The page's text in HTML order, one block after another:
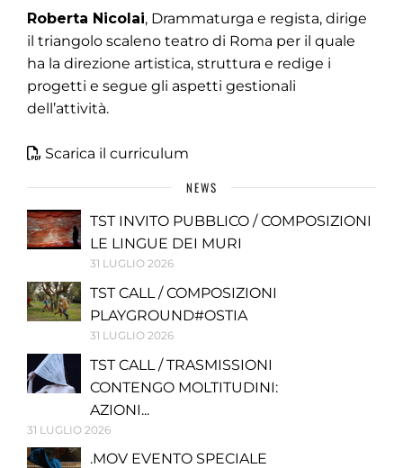
Roberta Nicolai, Drammaturga e regista, dirige
il triangolo scaleno teatro di Roma per il quale
ha la direzione artistica, struttura e redige i
progetti e segue gli aspetti gestionali
dell’attività.
Scarica il curriculum
NEWS
TST INVITO PUBBLICO / COMPOSIZIONI
LE LINGUE DEI MURI
31 LUGLIO 2026
TST CALL / COMPOSIZIONI
PLAYGROUND#OSTIA
31 LUGLIO 2026
TST CALL / TRASMISSIONI
CONTENGO MOLTITUDINI:
AZIONI...
31 LUGLIO 2026
.MOV EVENTO SPECIALE